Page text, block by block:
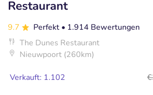
Restaurant
9.7 Perfekt • 1.914 Bewertungen
The Dunes Restaurant
Nieuwpoort (260km)
Verkauft: 1.102